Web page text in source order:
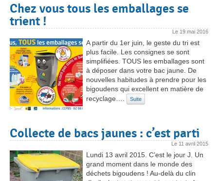
Chez vous tous les emballages se
trient !
Le 19 mai 2016
A partir du 1er juin, le geste du tri est
plus facile. Les consignes se sont
simplifiées. TOUS les emballages sont
à déposer dans votre bac jaune. De
nouvelles habitudes à prendre pour les
bigoudens qui excellent en matière de
recyclage….
Suite
Collecte de bacs jaunes : c’est parti
Le 11 avril 2015
Lundi 13 avril 2015. C’est le jour J. Un
grand moment dans le monde des
déchets bigoudens ! Au-delà du clin